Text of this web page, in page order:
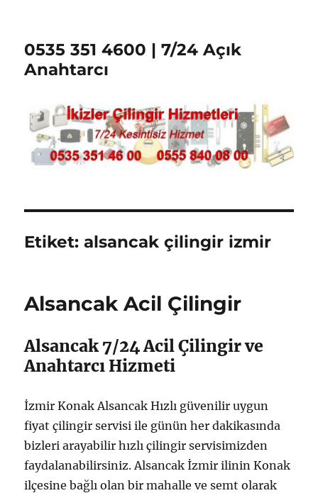
0535 351 4600 | 7/24 Açık
Anahtarcı
Etiket:alsancak çilingir izmir
Alsancak Acil Çilingir
Alsancak 7/24 Acil Çilingir ve
Anahtarcı Hizmeti
İzmir Konak Alsancak Hızlı güvenilir uygun
fiyat çilingir servisi ile günün her dakikasında
bizleri arayabilir hızlı çilingir servisimizden
faydalanabilirsiniz. Alsancak İzmir ilinin Konak
ilçesine bağlı olan bir mahalle ve semt olarak